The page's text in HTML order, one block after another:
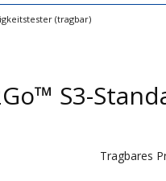
(tragbar)
S3-
Tragbares